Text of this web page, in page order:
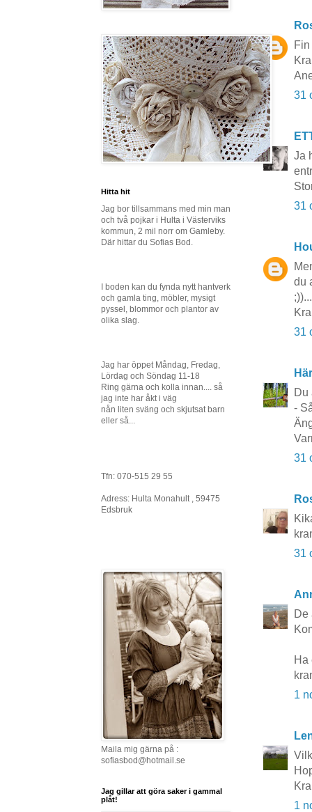
31
Ja
31
du
31
Du
-
31
31
De
Ha
1
1
Hitta hit
Jag bor tillsammans med min man
och två pojkar i Hulta i Västerviks
kommun, 2 mil norr om Gamleby.
Där hittar du Sofias Bod.
I boden kan du fynda nytt hantverk
och gamla ting, möbler, mysigt
pyssel, blommor och plantor av
olika slag.
Jag har öppet Måndag, Fredag,
Lördag och Söndag 11-18
Ring gärna och kolla innan.... så
jag inte har åkt i väg
nån liten sväng och skjutsat barn
eller så...
Tfn: 070-515 29 55
Adress: Hulta Monahult , 59475
Edsbruk
Maila mig gärna på :
sofiasbod@hotmail.se
Jag gillar att göra saker i gammal
plåt!